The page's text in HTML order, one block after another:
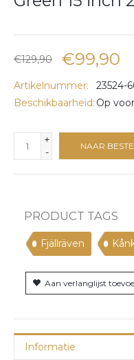
€129,90 €99,90
Artikelnummer:
23524-
Beschikbaarheid: Op
+
-
NAAR
PRODUCT TAGS
Fjällräven
Aan verlanglijst
Informatie